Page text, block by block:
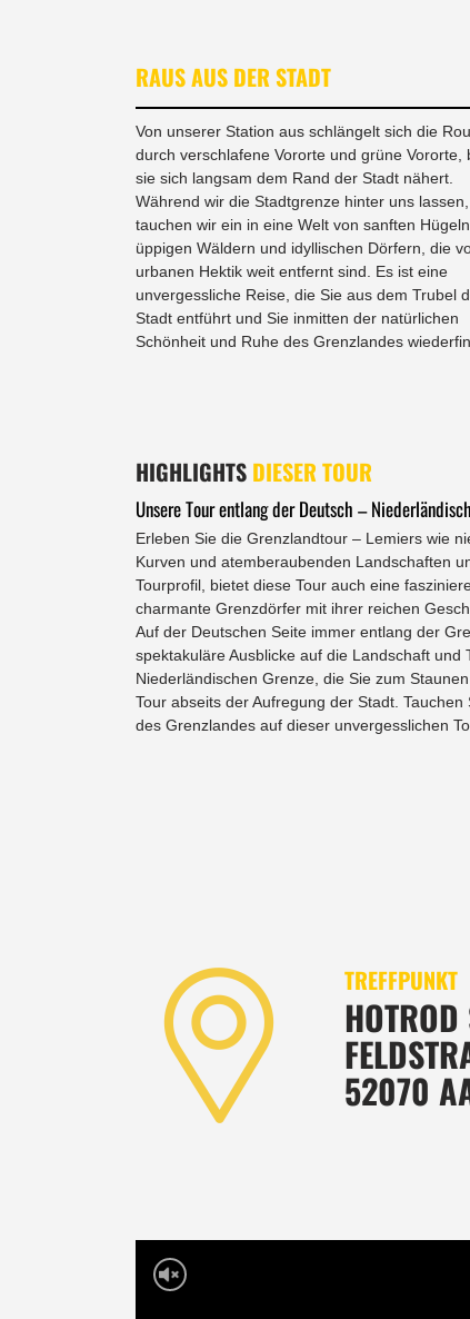
RAUS AUS DER STADT
Von unserer Station aus schlängelt sich die
durch verschlafene Vororte und grüne Vororte,
sie sich langsam dem Rand der Stadt nähert.
Während wir die Stadtgrenze hinter uns lassen,
tauchen wir ein in eine Welt von sanften Hügeln,
üppigen Wäldern und idyllischen Dörfern, die
urbanen Hektik weit entfernt sind. Es ist eine
unvergessliche Reise, die Sie aus dem Trubel
Stadt entführt und Sie inmitten der natürlichen
Schönheit und Ruhe des Grenzlandes
HIGHLIGHTS DIESER TOUR
Unsere Tour entlang der Deutsch –
Erleben Sie die Grenzlandtour – Lemiers wie
Kurven und atemberaubenden Landschaften
Tourprofil, bietet diese Tour auch eine
charmante Grenzdörfer mit ihrer reichen
Auf der Deutschen Seite immer entlang der
spektakuläre Ausblicke auf die Landschaft und
Niederländischen Grenze, die Sie zum
Tour abseits der Aufregung der Stadt.
des Grenzlandes auf dieser unvergesslichen
TREFFPUNKT
52070